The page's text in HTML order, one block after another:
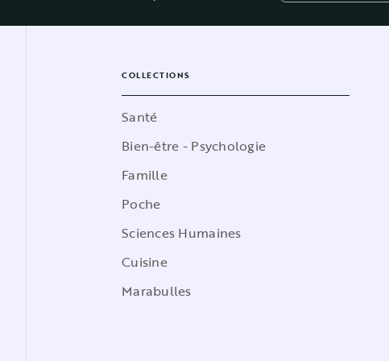
COLLECTIONS
Santé
Bien-être - Psychologie
Famille
Poche
Sciences Humaines
Cuisine
Marabulles